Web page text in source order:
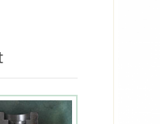
anzeigen